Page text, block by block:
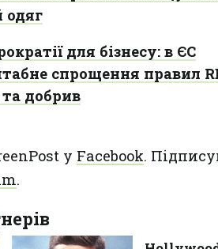
одяг
для бізнесу: в ЄС
спрощення правил
добрив
у Facebook.
.